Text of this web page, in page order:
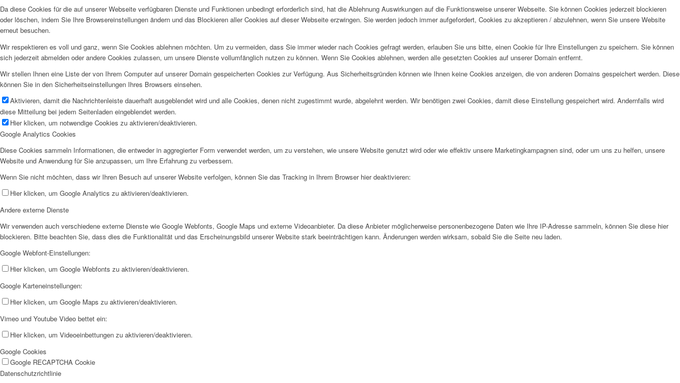
Da diese Cookies für die auf unserer Webseite verfügbaren Dienste und Funktionen unbedingt erforderlich sind, hat die Ablehnung Auswirkungen auf die Funktionsweise unserer Webseite. Sie können Cookies jederzeit blockieren
oder löschen, indem Sie Ihre Browsereinstellungen ändern und das Blockieren aller Cookies auf dieser Webseite erzwingen. Sie werden jedoch immer aufgefordert, Cookies zu akzeptieren / abzulehnen, wenn Sie unsere Website
erneut besuchen.
Wir respektieren es voll und ganz, wenn Sie Cookies ablehnen möchten. Um zu vermeiden, dass Sie immer wieder nach Cookies gefragt werden, erlauben Sie uns bitte, einen Cookie für Ihre Einstellungen zu speichern. Sie können
sich jederzeit abmelden oder andere Cookies zulassen, um unsere Dienste vollumfänglich nutzen zu können. Wenn Sie Cookies ablehnen, werden alle gesetzten Cookies auf unserer Domain entfernt.
Wir stellen Ihnen eine Liste der von Ihrem Computer auf unserer Domain gespeicherten Cookies zur Verfügung. Aus Sicherheitsgründen können wie Ihnen keine Cookies anzeigen, die von anderen Domains gespeichert werden. Diese
können Sie in den Sicherheitseinstellungen Ihres Browsers einsehen.
Aktivieren, damit die Nachrichtenleiste dauerhaft ausgeblendet wird und alle Cookies, denen nicht zugestimmt wurde, abgelehnt werden. Wir benötigen zwei Cookies, damit diese Einstellung gespeichert wird. Andernfalls wird
diese Mitteilung bei jedem Seitenladen eingeblendet werden.
Hier klicken, um notwendige Cookies zu aktivieren/deaktivieren.
Google Analytics Cookies
Diese Cookies sammeln Informationen, die entweder in aggregierter Form verwendet werden, um zu verstehen, wie unsere Website genutzt wird oder wie effektiv unsere Marketingkampagnen sind, oder um uns zu helfen, unsere
Website und Anwendung für Sie anzupassen, um Ihre Erfahrung zu verbessern.
Wenn Sie nicht möchten, dass wir Ihren Besuch auf unserer Website verfolgen, können Sie das Tracking in Ihrem Browser hier deaktivieren:
Hier klicken, um Google Analytics zu aktivieren/deaktivieren.
Andere externe Dienste
Wir verwenden auch verschiedene externe Dienste wie Google Webfonts, Google Maps und externe Videoanbieter. Da diese Anbieter möglicherweise personenbezogene Daten wie Ihre IP-Adresse sammeln, können Sie diese hier
blockieren. Bitte beachten Sie, dass dies die Funktionalität und das Erscheinungsbild unserer Website stark beeinträchtigen kann. Änderungen werden wirksam, sobald Sie die Seite neu laden.
Google Webfont-Einstellungen:
Hier klicken, um Google Webfonts zu aktivieren/deaktivieren.
Google Karteneinstellungen:
Hier klicken, um Google Maps zu aktivieren/deaktivieren.
Vimeo und Youtube Video bettet ein:
Hier klicken, um Videoeinbettungen zu aktivieren/deaktivieren.
Google Cookies
Google RECAPTCHA Cookie
Datenschutzrichtlinie